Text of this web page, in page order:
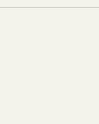
3518SDNA